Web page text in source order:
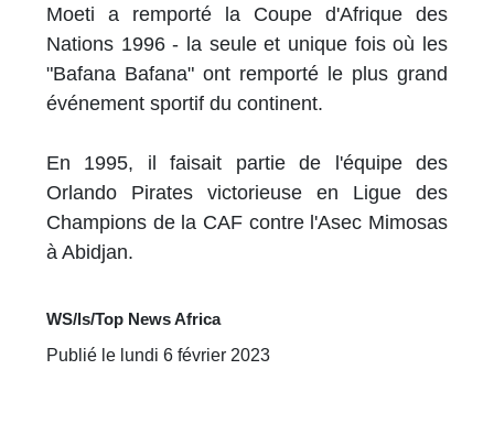
Moeti a remporté la Coupe d'Afrique des
Nations 1996 - la seule et unique fois où les
"Bafana Bafana" ont remporté le plus grand
événement sportif du continent.
En 1995, il faisait partie de l'équipe des
Orlando Pirates victorieuse en Ligue des
Champions de la CAF contre l'Asec Mimosas
à Abidjan.
WS/ls/Top News Africa
Publié le lundi 6 février 2023